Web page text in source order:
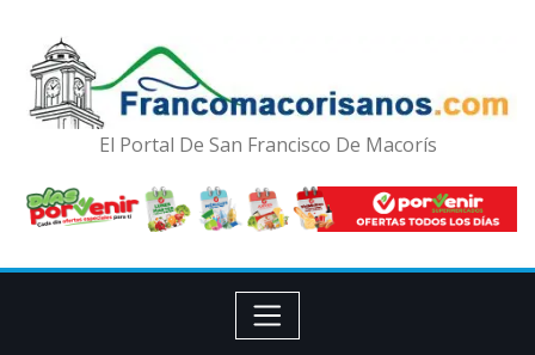
El Portal De San Francisco De Macorís